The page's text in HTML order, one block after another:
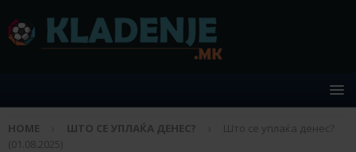
HOME ШТО СЕ УПЛАЌА ДЕНЕС?
Што се уплаќа денес?
(01.08.2025)